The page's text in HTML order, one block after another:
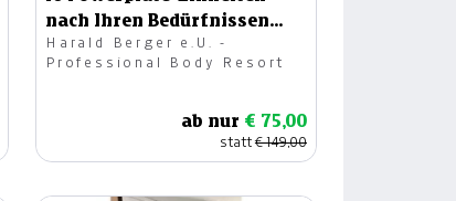
nach Ihren Bedürfnissen
(Neukunden)
Harald Berger e.U. -
Professional Body Resort
ab nur € 75,00
statt€ 149,00